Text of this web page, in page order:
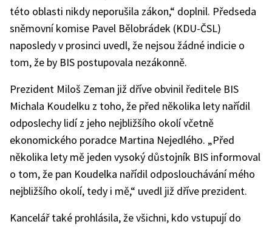
této oblasti nikdy neporušila zákon,“ doplnil. Předseda
sněmovní komise Pavel Bělobrádek (KDU-ČSL)
naposledy v prosinci uvedl, že nejsou žádné indicie o
tom, že by BIS postupovala nezákonně.
Prezident Miloš Zeman již dříve obvinil ředitele BIS
Michala Koudelku z toho, že před několika lety nařídil
odposlechy lidí z jeho nejbližšího okolí včetně
ekonomického poradce Martina Nejedlého. „Před
několika lety mě jeden vysoký důstojník BIS informoval
o tom, že pan Koudelka nařídil odposlouchávání mého
nejbližšího okolí, tedy i mě,“ uvedl již dříve prezident.
Kancelář také prohlásila, že všichni, kdo vstupují do